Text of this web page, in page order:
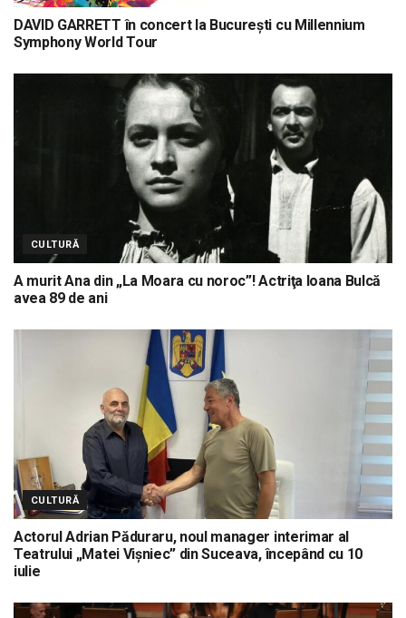
DAVID GARRETT în concert la București cu Millennium
Symphony World Tour
CULTURĂ
A murit Ana din „La Moara cu noroc”! Actriţa Ioana Bulcă
avea 89 de ani
CULTURĂ
Actorul Adrian Păduraru, noul manager interimar al
Teatrului „Matei Vișniec” din Suceava, începând cu 10
iulie